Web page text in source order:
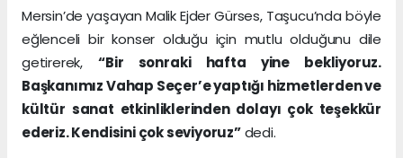
Mersin’de yaşayan Malik Ejder Gürses, Taşucu’nda böyle
eğlenceli bir konser olduğu için mutlu olduğunu dile
getirerek,“Bir sonraki hafta yine bekliyoruz.
Başkanımız Vahap Seçer’e yaptığı hizmetlerden ve
kültür sanat etkinliklerinden dolayı çok teşekkür
ederiz. Kendisini çok seviyoruz”dedi.